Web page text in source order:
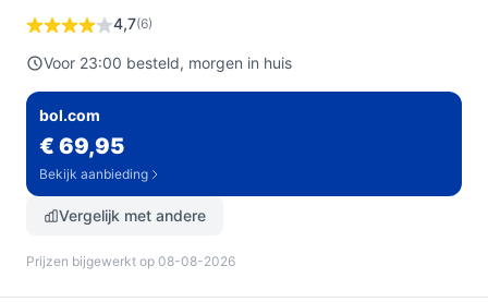
4,7(6)
Voor 23:00 besteld, morgen in huis
bol.com
€ 69,95
Bekijk aanbieding
Vergelijk met andere
Prijzen bijgewerkt op 08-08-2026